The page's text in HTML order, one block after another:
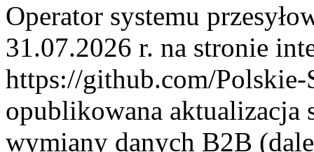
Operator systemu
31.07.2026 r. na stronie
https://github.com/Polskie-
opublikowana aktualizacja
wymiany danych B2B